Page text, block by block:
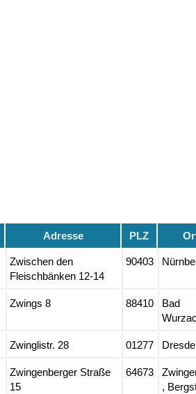
Adresse PLZ
Zwischen den
Fleischbänken 12-14
90403
Zwings 8 88410
Bad
Zwinglistr. 28 01277
Zwingenberger Straße
15
64673
,